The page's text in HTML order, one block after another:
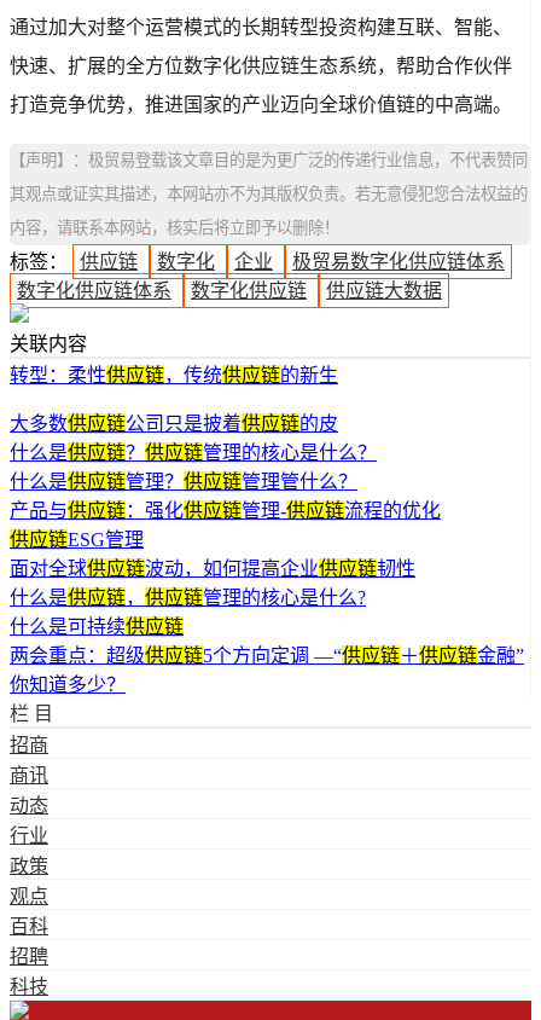
通过加大对整个运营模式的长期转型投资构建互联、智能、
快速、扩展的全方位数字化供应链生态系统，帮助合作伙伴
打造竞争优势，推进国家的产业迈向全球价值链的中高端。
【声明】：极贸易登载该文章目的是为更广泛的传递行业信息，不代表赞同
其观点或证实其描述，本网站亦不为其版权负责。若无意侵犯您合法权益的
内容，请联系本网站，核实后将立即予以删除！
标签： 供应链 数字化 企业
极贸易数字化供应链体系
数字化供应链体系
数字化供应链 供应链大数据
关联内容
转型：柔性供应链，传统供应链的新生
大多数供应链公司只是披着供应链的皮
什么是供应链？ 供应链管理的核心是什么？
什么是供应链管理？ 供应链管理管什么？
产品与供应链：强化供应链管理-供应链流程的优化
供应链ESG管理
面对全球供应链波动，如何提高企业供应链韧性
什么是供应链， 供应链管理的核心是什么?
什么是可持续供应链
两会重点：超级供应链5个方向定调 —“供应链＋供应链金融”
你知道多少？
栏 目
招商
商讯
动态
行业
政策
观点
百科
招聘
科技